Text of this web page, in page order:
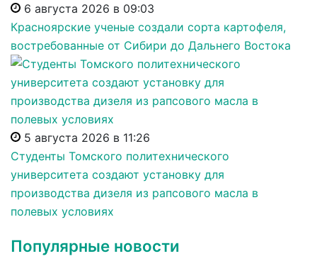
6 августа 2026 в 09:03
Красноярские ученые создали сорта картофеля,
востребованные от Сибири до Дальнего Востока
5 августа 2026 в 11:26
Студенты Томского политехнического
университета создают установку для
производства дизеля из рапсового масла в
полевых условиях
Популярные новости